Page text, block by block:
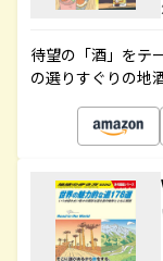
待望の「酒」をテ
の選りすぐりの地